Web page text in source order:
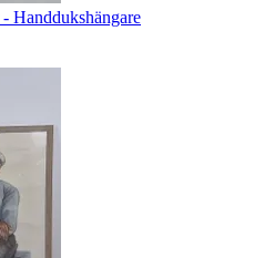
Handdukshängare